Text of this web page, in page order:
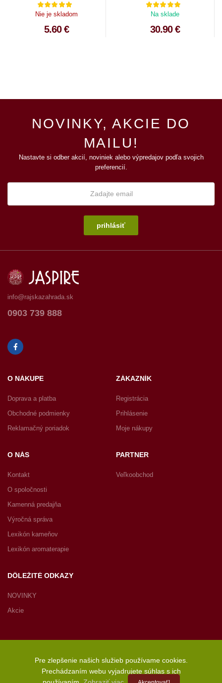
Nie je skladom
5.60 €
Na sklade
30.90 €
NOVINKY, AKCIE DO
MAILU!
Nastavte si odber akcií, noviniek alebo výpredajov podľa svojich
preferencií.
prihlásiť
info@rajskazahrada.sk
0903 739 888
O NÁKUPE
Doprava a platba
Obchodné podmienky
Reklamačný poriadok
ZÁKAZNÍK
Registrácia
Prihlásenie
Moje nákupy
O NÁS
Kontakt
O spoločnosti
Kamenná predajňa
Výročná správa
Lexikón kameňov
Lexikón aromaterapie
PARTNER
Veľkoobchod
DÔLEŽITÉ ODKAZY
NOVINKY
Akcie
Copyright © 2022 JASPIRE s.r.o., Radničné námestie 1, 902 01
Pezinok, Slovenská republika – Všetky práva vyhradené
Pre zlepšenie našich služieb používame cookies.
Prechádzaním webu vyjadrujete súhlas s ich